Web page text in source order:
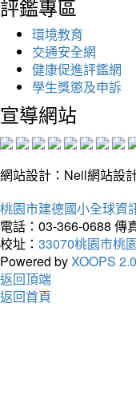
評鑑專區
環境教育
交通安全網
健康促進評鑑網
學生獎懲及申訴
宣導網站
網站設計：Neil網站設
桃園市建德國小全球資
電話：03-366-0688 傳
校址： 33070桃園市桃
Powered byXOOPS
返回頂端
返回首頁